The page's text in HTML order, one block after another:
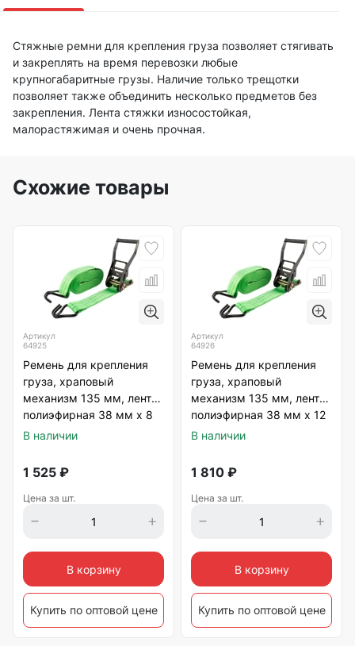
Стяжные ремни для крепления груза позволяет стягивать
и закреплять на время перевозки любые
крупногабаритные грузы. Наличие только трещотки
позволяет также объединить несколько предметов без
закрепления. Лента стяжки износостойкая,
малорастяжимая и очень прочная.
Схожие товары
Артикул
64925
Ремень для крепления
груза, храповый
механизм 135 мм, лента
полиэфирная 38 мм х 8
м, 1500/3000 кг
В наличии
1 525 ₽
Цена за шт.
В корзину
Купить по оптовой цене
Артикул
64926
Ремень для крепления
груза, храповый
механизм 135 мм, лента
полиэфирная 38 мм х 12
м, 1500/3000 кг
В наличии
1 810 ₽
Цена за шт.
В корзину
Купить по оптовой цене